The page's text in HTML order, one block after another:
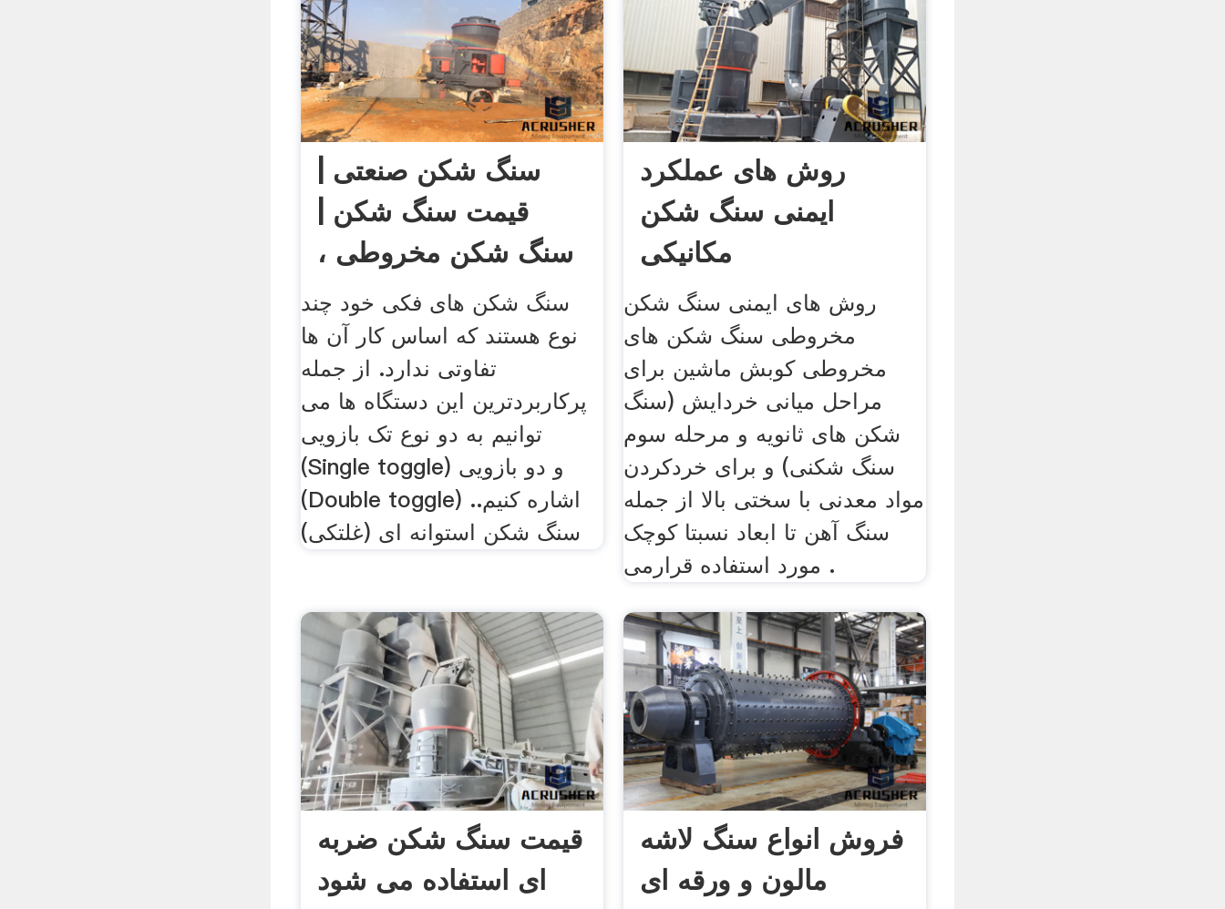
سنگ شکن صنعتی |
قیمت سنگ شکن |
سنگ شکن مخروطی ،
چکشی ، فکی
سنگ شکن های فکی خود چند
نوع هستند که اساس کار آن ها
تفاوتی ندارد. از جمله
پرکاربردترین این دستگاه ها می
توانیم به دو نوع تک بازویی
(Single toggle) و دو بازویی
(Double toggle) اشاره کنیم..
سنگ ‌شکن استوانه ‌ای (غلتکی)
روش های عملکرد
ایمنی سنگ شکن
مکانیکی
روش های ایمنی سنگ شکن
مخروطی سنگ شکن های
مخروطی کوبش ماشین برای
مراحل میانی خردایش (سنگ
شکن های ثانویه و مرحله سوم
سنگ شکنی) و برای خردکردن
مواد معدنی با سختی بالا از جمله
سنگ آهن تا ابعاد نسبتا کوچک
مورد استفاده قرارمی .
قیمت سنگ شکن ضربه
ای استفاده می شود
فروش انواع سنگ لاشه
مالون و ورقه ای